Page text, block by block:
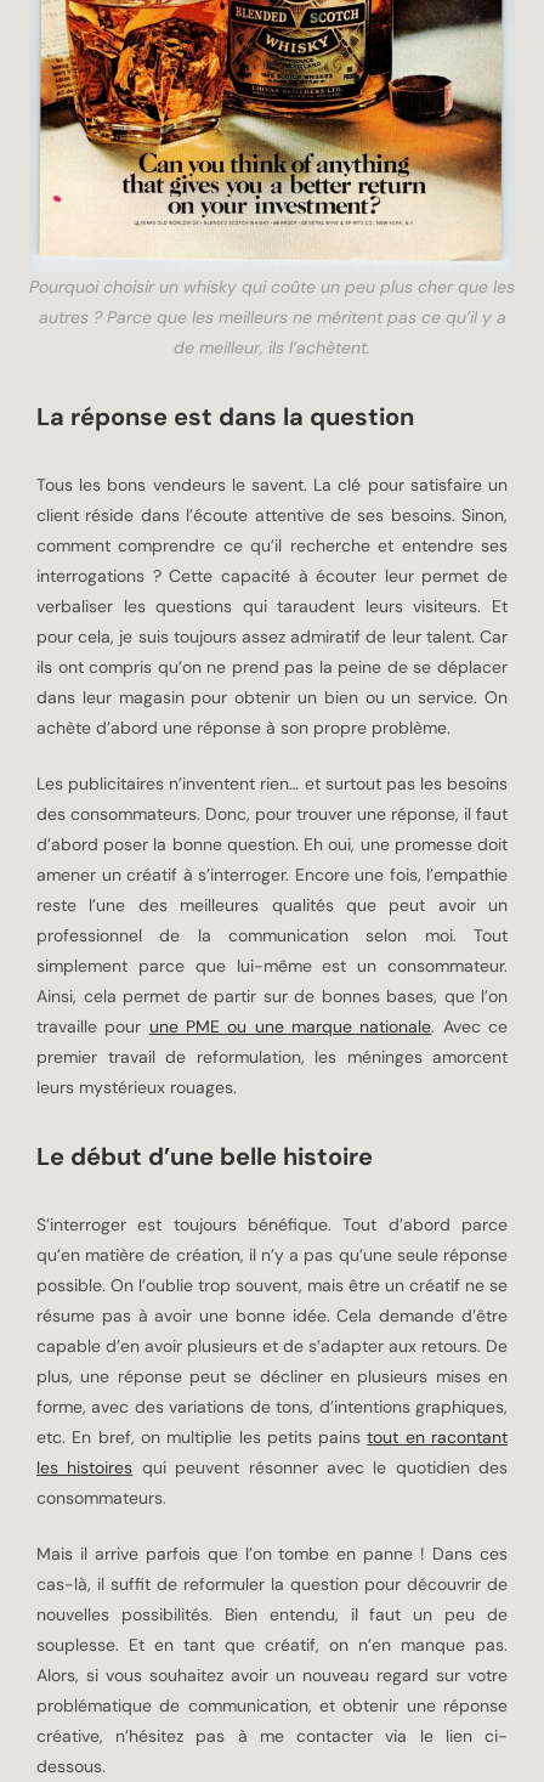
Pourquoi choisir un whisky qui coûte un peu plus cher que les
autres ? Parce que les meilleurs ne méritent pas ce qu’il y a
de meilleur, ils l’achètent.
La réponse est dans la question
Tous les bons vendeurs le savent. La clé pour satisfaire un
client réside dans l’écoute attentive de ses besoins. Sinon,
comment comprendre ce qu’il recherche et entendre ses
interrogations ? Cette capacité à écouter leur permet de
verbaliser les questions qui taraudent leurs visiteurs. Et
pour cela, je suis toujours assez admiratif de leur talent. Car
ils ont compris qu’on ne prend pas la peine de se déplacer
dans leur magasin pour obtenir un bien ou un service. On
achète d’abord une réponse à son propre problème.
Les publicitaires n’inventent rien… et surtout pas les besoins
des consommateurs. Donc, pour trouver une réponse, il faut
d’abord poser la bonne question. Eh oui, une promesse doit
amener un créatif à s’interroger. Encore une fois, l’empathie
reste l’une des meilleures qualités que peut avoir un
professionnel de la communication selon moi. Tout
simplement parce que lui-même est un consommateur.
Ainsi, cela permet de partir sur de bonnes bases, que l’on
travaille pour une PME ou une marque nationale. Avec ce
premier travail de reformulation, les méninges amorcent
leurs mystérieux rouages.
Le début d’une belle histoire
S’interroger est toujours bénéfique. Tout d’abord parce
qu’en matière de création, il n’y a pas qu’une seule réponse
possible. On l’oublie trop souvent, mais être un créatif ne se
résume pas à avoir une bonne idée. Cela demande d’être
capable d’en avoir plusieurs et de s’adapter aux retours. De
plus, une réponse peut se décliner en plusieurs mises en
forme, avec des variations de tons, d’intentions graphiques,
etc. En bref, on multiplie les petits painstout en racontant
les histoires qui peuvent résonner avec le quotidien des
consommateurs.
Mais il arrive parfois que l’on tombe en panne ! Dans ces
cas-là, il suffit de reformuler la question pour découvrir de
nouvelles possibilités. Bien entendu, il faut un peu de
souplesse. Et en tant que créatif, on n’en manque pas.
Alors, si vous souhaitez avoir un nouveau regard sur votre
problématique de communication, et obtenir une réponse
créative, n’hésitez pas à me contacter via le lien ci-
dessous.